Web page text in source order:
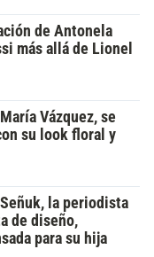
de Antonela
más allá de Lionel
Vázquez, se
su look floral y
la periodista
de diseño,
para su hija